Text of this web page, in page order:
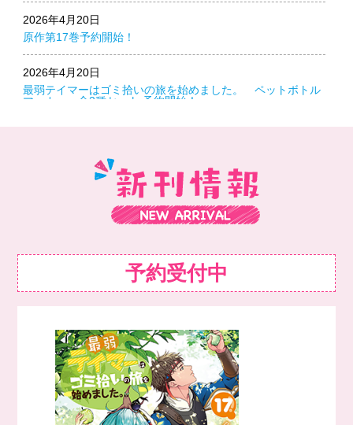
2026年4月20日
原作第17巻予約開始！
2026年4月20日
最弱テイマーはゴミ拾いの旅を始めました。 ペットボトル
マーカー 全2種セット 予約開始！
マーカー（アイビー）予約開始！
最弱テイマーはゴミ拾いの旅を始めました。 ペットボトル
マーカー（ソラ）予約開始！
原作第16巻書影公開！
原作第16巻予約開始！
2026年1月9日
【本キャンペーンは終了しました】
TOブックス お年玉キャンペーン2026 開催中！
予約受付中